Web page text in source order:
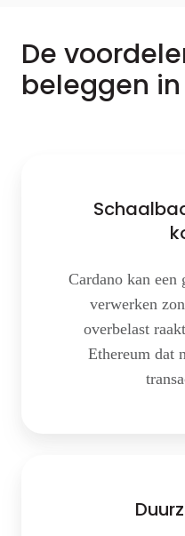
De
beleggen
Cardano kan een
verwerken
overbelast
Ethereum dat